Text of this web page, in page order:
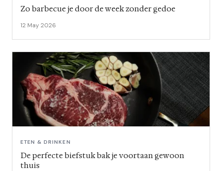
Zo barbecue je door de week zonder gedoe
12 May 2026
ETEN & DRINKEN
De perfecte biefstuk bak je voortaan gewoon
thuis